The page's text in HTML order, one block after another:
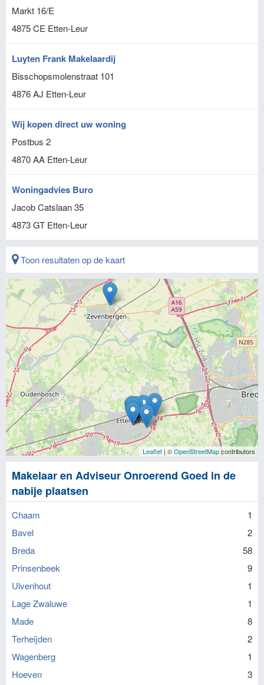
Markt 16/E
4875 CE Etten-Leur
Luyten Frank Makelaardij
Bisschopsmolenstraat 101
4876 AJ Etten-Leur
Wij kopen direct uw woning
Postbus 2
4870 AA Etten-Leur
Woningadvies Buro
Jacob Catslaan 35
4873 GT Etten-Leur
Toon resultaten op de kaart
Leaflet | ©OpenStreetMapcontributors
Makelaar en Adviseur Onroerend Goed in de
nabije plaatsen
Chaam
1
Bavel
2
Breda
58
Prinsenbeek
9
Ulvenhout
1
Lage Zwaluwe
1
Made
8
Terheijden
2
Wagenberg
1
Hoeven
3